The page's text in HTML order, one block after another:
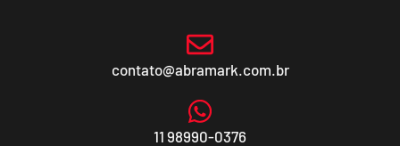
contato@abramark.com.br
11 98990-0376